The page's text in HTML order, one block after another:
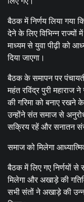
बैठक में निर्णय लिया गया
देने के लिए विभिन्न
माध्यम से युवा पीढ़ी को
दिया जाएगा।
बैठक के समापन पर
महंत रविंद्र पुरी महाराज
की गरिमा को बनाए रखने
उन्होंने संत समाज से
सक्रिय रहें और सनातन
समाज को मिलेगा
बैठक में लिए गए निर्णयों से
मिलेगा और अखाड़े की
सभी संतों ने अखाड़े की